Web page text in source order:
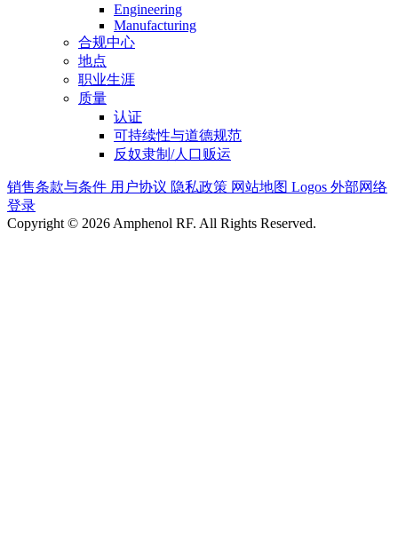
Engineering
Manufacturing
合规中心
地点
职业生涯
质量
认证
可持续性与道德规范
反奴隶制/人口贩运
销售条款与条件 用户协议 隐私政策 网站地图 Logos 外部网络
登录
Copyright © 2026 Amphenol RF. All Rights Reserved.